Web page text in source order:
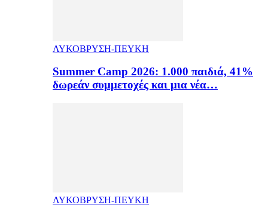
ΛΥΚΟΒΡΥΣΗ-ΠΕΥΚΗ
Summer Camp 2026: 1.000 παιδιά, 41%
δωρεάν συμμετοχές και μια νέα…
ΛΥΚΟΒΡΥΣΗ-ΠΕΥΚΗ